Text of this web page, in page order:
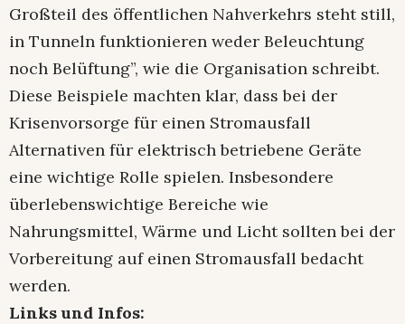
Großteil des öffentlichen Nahverkehrs steht still,
in Tunneln funktionieren weder Beleuchtung
noch Belüftung”, wie die Organisation schreibt.
Diese Beispiele machten klar, dass bei der
Krisenvorsorge für einen Stromausfall
Alternativen für elektrisch betriebene Geräte
eine wichtige Rolle spielen. Insbesondere
überlebenswichtige Bereiche wie
Nahrungsmittel, Wärme und Licht sollten bei der
Vorbereitung auf einen Stromausfall bedacht
werden.
Links und Infos: